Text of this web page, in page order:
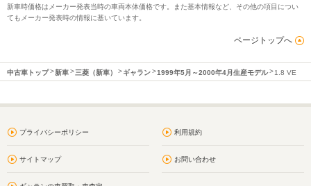
新車時価格はメーカー発表当時の車両本体価格です。また基本情報など、その他の項目につい
てもメーカー発表時の情報に基いています。
ページトップへ
中古車トップ 新車 三菱（新車） ギャラン 1999年5月～2000年4月生産モデル 1.8 VE
プライバシーポリシー 利用規約
サイトマップ お問い合わせ